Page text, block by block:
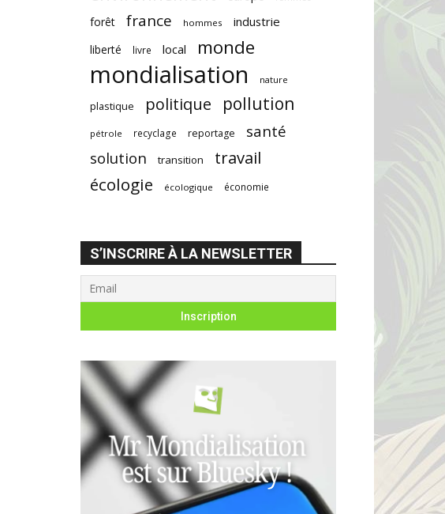
forêt france hommes industrie
liberté livre local monde
mondialisation nature
plastique politique pollution
pétrole recyclage reportage
santé
solution
transition
travail
écologie
écologique économie
S’INSCRIRE À LA NEWSLETTER